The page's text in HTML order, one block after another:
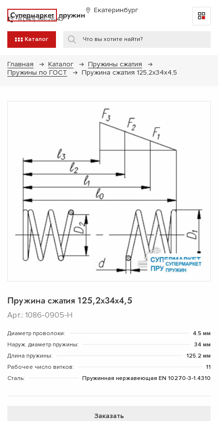
Супермаркет пружин Екатеринбург
8 (343) 318-26-43
Каталог
Главная Каталог
Пружины сжатия
Пружины по ГОСТ
Пружина сжатия 125,2х34х4,5
Пружина сжатия 125,2х34х4,5
Арт.: 1086-0905-Н
Диаметр проволоки:
4.5 мм
Наруж. диаметр пружины:
34 мм
Длина пружины:
125.2 мм
Рабочее число витков:
11
Сталь:
Пружинная нержавеющая EN 10270-3-1.4310
Заказать